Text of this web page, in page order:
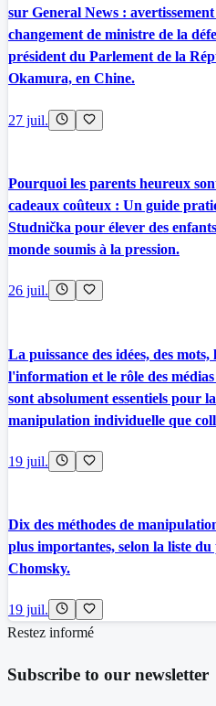
sur General News :
changement de ministre de la
président du Parlement de la
Okamura, en Chine.
27 juil.
Pourquoi les parents heureux
cadeaux coûteux : Un guide
Studnička pour élever des
monde soumis à la pression.
26 juil.
La puissance des idées, des
l'information et le rôle des
sont absolument essentiels pour
manipulation individuelle que
19 juil.
Dix des méthodes de
plus importantes, selon la liste
Chomsky.
19 juil.
Restez informé
Subscribe to our newsletter